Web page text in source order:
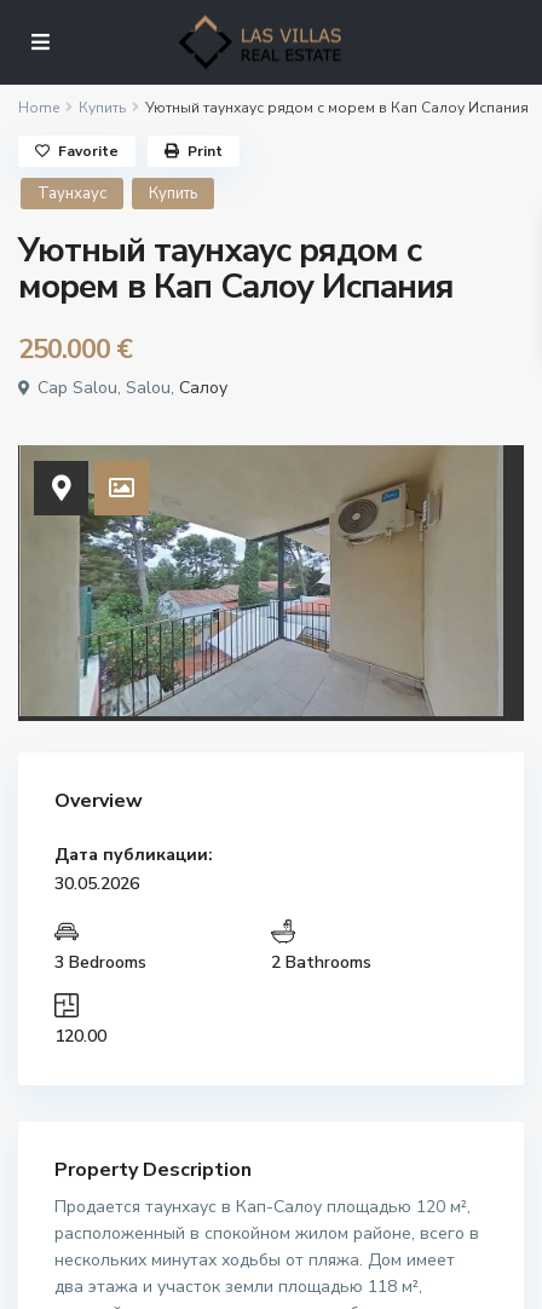
Home Купить Уютный таунхаус рядом с морем в Кап Салоу Испания
Таунхаус Купить
Уютный таунхаус рядом с
морем в Кап Салоу Испания
250.000 €
Cap Salou, Salou, Салоу
Favorite Print
Overview
Дата публикации:
30.05.2026
3 Bedrooms 2 Bathrooms
120.00
Property Description
Продается таунхаус в Кап-Салоу площадью 120 м²,
расположенный в спокойном жилом районе, всего в
нескольких минутах ходьбы от пляжа. Дом имеет
два этажа и участок земли площадью 118 м²,